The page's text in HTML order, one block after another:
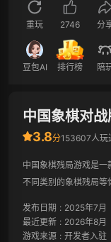
重玩 2746 分
豆包AI 排行榜 陪
中国象棋对战
3.8分153607人玩
中国象棋残局游戏是
不同类别的象棋残局等
发布日期 : 2025年7月
最近更新 : 2026年8月
游戏来源 : 开发者入驻